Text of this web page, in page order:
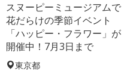
スヌーピーミュージアムで
花だらけの季節イベント
「ハッピー・フラワー」が
開催中！7月3日まで
東京都